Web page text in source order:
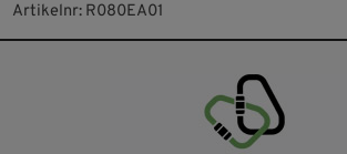
Artikelnr: R080EA01